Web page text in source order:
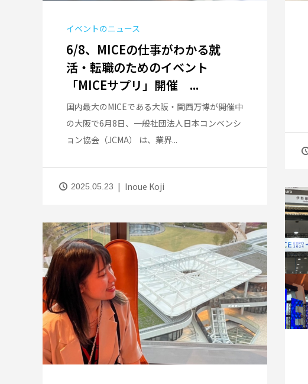
イベントのニュース
6/8、MICEの仕事がわかる就
活・転職のためのイベント
「MICEサプリ」開催 ...
国内最大のMICEである大阪・関西万博が開催中
の大阪で6月8日、一般社団法人日本コンベンシ
ョン協会（JCMA） は、業界...
2025.05.23 Inoue Koji